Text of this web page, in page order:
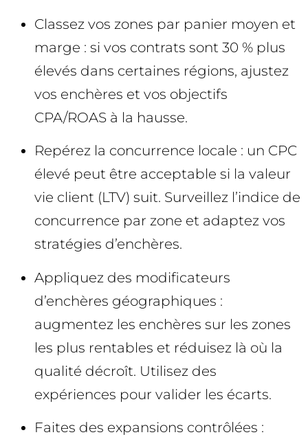
Classez vos zones par panier moyen et
marge : si vos contrats sont 30 % plus
élevés dans certaines régions, ajustez
vos enchères et vos objectifs
CPA/ROAS à la hausse.
Repérez la concurrence locale : un CPC
élevé peut être acceptable si la valeur
vie client (LTV) suit. Surveillez l’indice de
concurrence par zone et adaptez vos
stratégies d’enchères.
Appliquez des modificateurs
d’enchères géographiques :
augmentez les enchères sur les zones
les plus rentables et réduisez là où la
qualité décroît. Utilisez des
expériences pour valider les écarts.
Faites des expansions contrôlées :